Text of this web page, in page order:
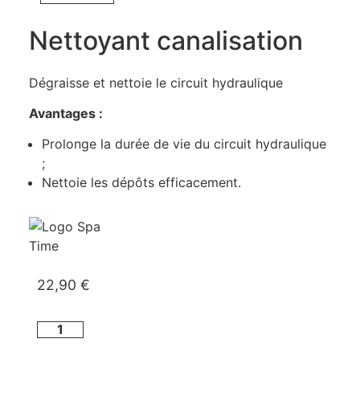
Nettoyant canalisation
Dégraisse et nettoie le circuit hydraulique
Avantages :
Prolonge la durée de vie du circuit hydraulique
;
Nettoie les dépôts efficacement.
22,90 €